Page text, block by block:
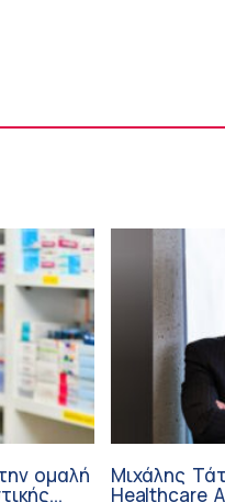
ομαλή Μιχάλης
Healthcare